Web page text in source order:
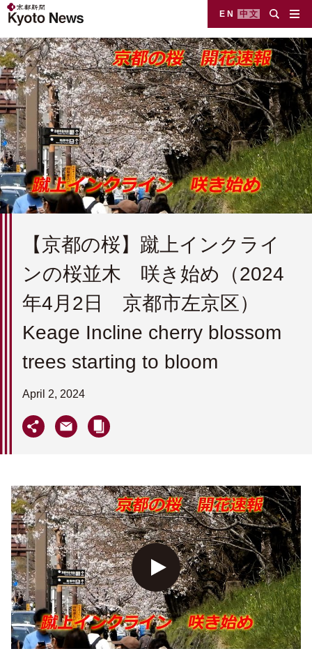
EN 中文
【京都の桜】蹴上インクライ
ンの桜並木 咲き始め（2024
年4月2日 京都市左京区）
Keage Incline cherry blossom
trees starting to bloom
April 2, 2024